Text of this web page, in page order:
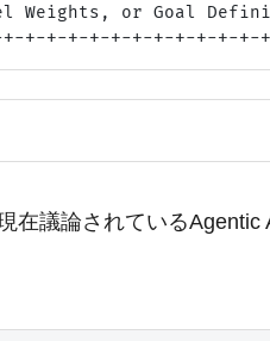
Weights, or Goal
在議論されている